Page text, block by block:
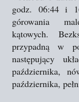
godz. 06:44 i
górowania
kątowych.
przypadną w
następujący
października,
października,